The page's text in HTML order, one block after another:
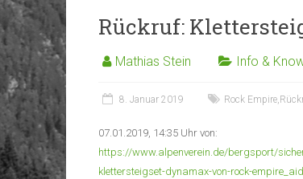
Rückruf:
Mathias Stein Info &
8. Januar 2019 Rock Empire,
07.01.2019, 14:35 Uhr von:
https://www.alpenverein.de/bergsport/
klettersteigset-dynamax-von-rock-